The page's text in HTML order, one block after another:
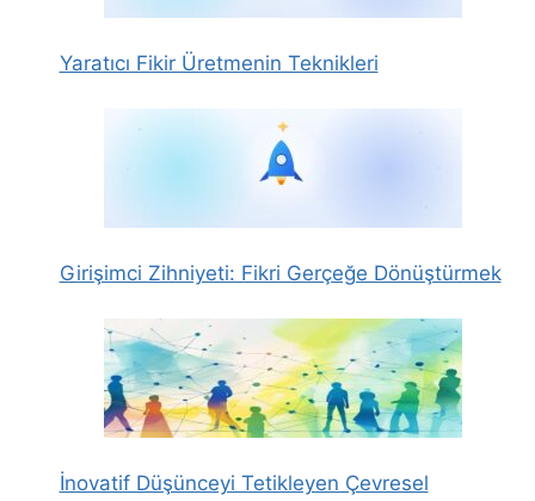
Yaratıcı Fikir Üretmenin Teknikleri
Girişimci Zihniyeti: Fikri Gerçeğe Dönüştürmek
İnovatif Düşünceyi Tetikleyen Çevresel